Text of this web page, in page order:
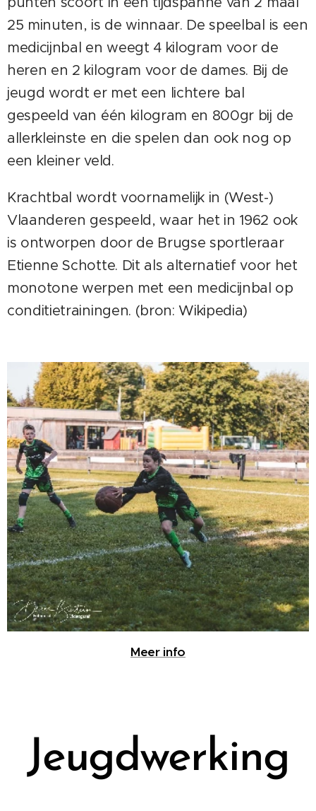
25 minuten, is de winnaar. De speelbal is een
medicijnbal en weegt 4 kilogram voor de
heren en 2 kilogram voor de dames. Bij de
jeugd wordt er met een lichtere bal
gespeeld van één kilogram en 800gr bij de
allerkleinste en die spelen dan ook nog op
een kleiner veld.
Krachtbal wordt voornamelijk in (West-)
Vlaanderen gespeeld, waar het in 1962 ook
is ontworpen door de Brugse sportleraar
Etienne Schotte. Dit als alternatief voor het
monotone werpen met een medicijnbal op
conditietrainingen. (bron: Wikipedia)
Meer info
Jeugdwerking